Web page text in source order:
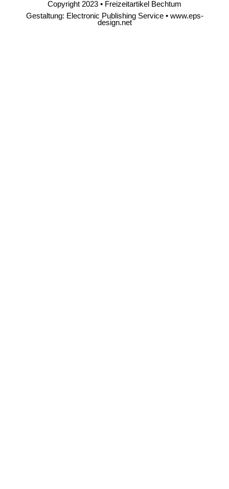
Copyright 2023 • Freizeitartikel Bechtum
Gestaltung: Electronic Publishing Service • www.eps-
design.net